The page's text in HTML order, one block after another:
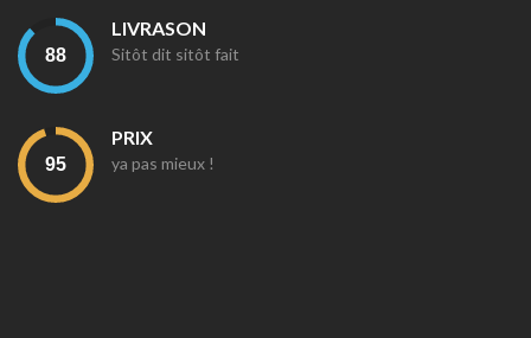
LIVRASON
Sitôt dit sitôt fait
PRIX
ya pas mieux !